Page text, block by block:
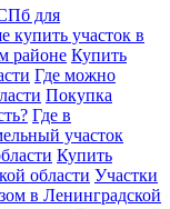
для
купить участок в
районе Купить
Где можно
Покупка
Где в
участок
Купить
области Участки
в Ленинградской